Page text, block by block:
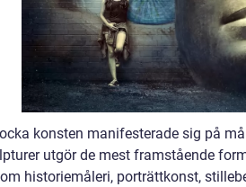
konsten manifesterade sig på
utgör de mest framstående
historiemåleri, porträttkonst,